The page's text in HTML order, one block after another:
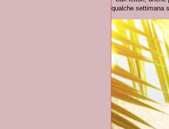
qualche settimana